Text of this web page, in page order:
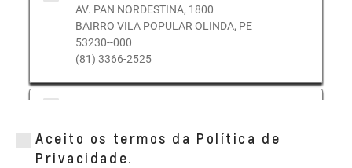
AV. PAN NORDESTINA, 1800
BAIRRO VILA POPULAR OLINDA, PE
53230--000
(81) 3366-2525
PINHEIROPOLIS CARUARU, PE 55014--440
(81) 3366-2525
Aceito os termos da Política de
Privacidade.